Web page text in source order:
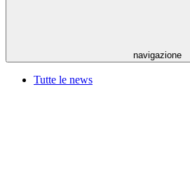
navigazione
Tutte le news